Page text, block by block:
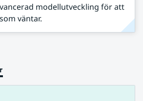
modellutveckling för att
väntar.